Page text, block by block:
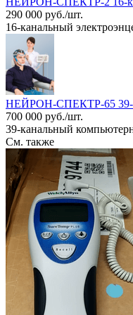
290 000 руб./шт.
16-канальный
НЕЙРОН-СПЕКТР-65 39-
700 000 руб./шт.
39-канальный
См. также